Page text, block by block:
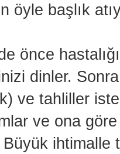
öyle başlık
önce
dinler.
ve tahliller
ve ona
Büyük